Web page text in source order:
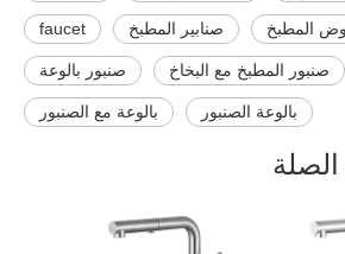
faucet صنابير المطبخ المطبخ
صنبور بالوعة صنبور المطبخ مع البخاخ
بالوعة مع الصنبور بالوعة الصنبور